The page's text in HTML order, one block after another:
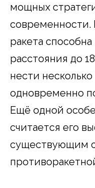
мощных
ракета
расстояния до
нести
одновременно
Ещё одной
считается его
существующим